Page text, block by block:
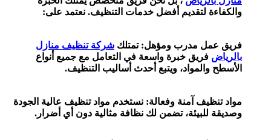
لتقديم أفضل خدمات التنظيف. نعتمد على:
مدرب ومؤهل: تمتلكشركة تنظيف منازل
خبرة واسعة في التعامل مع جميع أنواع
ويتبع أحدث أساليب التنظيف.
آمنة وفعالة: نستخدم مواد تنظيف عالية الجودة
تضمن لك نظافة مثالية دون أي أضرار.